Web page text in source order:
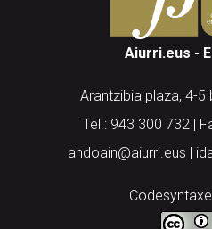
Aiurri.eus -
Arantzibia plaza, 4-5
Tel.: 943 300 732 |
andoain@aiurri.eus |